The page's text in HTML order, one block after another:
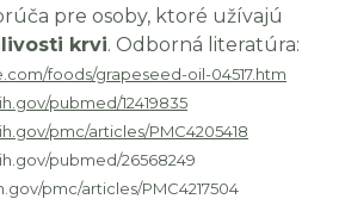
pre osoby, ktoré užívajú
krvi. Odborná literatúra:
foods/grapeseed-oil-04517.htm
pubmed/12419835
pmc/articles/PMC4205418
pubmed/26568249
pmc/articles/PMC4217504